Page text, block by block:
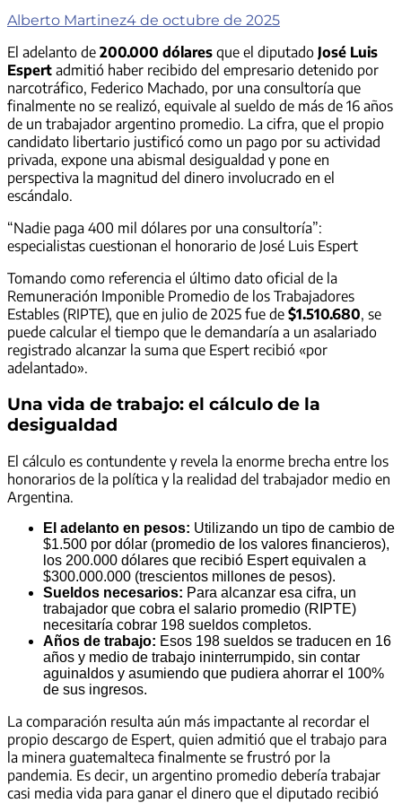
Alberto Martinez4 de octubre de 2025
El adelanto de 200.000 dólares que el diputado José Luis
Espert admitió haber recibido del empresario detenido por
narcotráfico, Federico Machado, por una consultoría que
finalmente no se realizó, equivale al sueldo de más de 16 años
de un trabajador argentino promedio. La cifra, que el propio
candidato libertario justificó como un pago por su actividad
privada, expone una abismal desigualdad y pone en
perspectiva la magnitud del dinero involucrado en el
escándalo.
“Nadie paga 400 mil dólares por una consultoría”:
especialistas cuestionan el honorario de José Luis Espert
Tomando como referencia el último dato oficial de la
Remuneración Imponible Promedio de los Trabajadores
Estables (RIPTE), que en julio de 2025 fue de $1.510.680, se
puede calcular el tiempo que le demandaría a un asalariado
registrado alcanzar la suma que Espert recibió «por
adelantado».
Una vida de trabajo: el cálculo de la
desigualdad
El cálculo es contundente y revela la enorme brecha entre los
honorarios de la política y la realidad del trabajador medio en
Argentina.
El adelanto en pesos: Utilizando un tipo de cambio de
$1.500 por dólar (promedio de los valores financieros),
los 200.000 dólares que recibió Espert equivalen a
$300.000.000 (trescientos millones de pesos).
Sueldos necesarios: Para alcanzar esa cifra, un
trabajador que cobra el salario promedio (RIPTE)
necesitaría cobrar 198 sueldos completos.
Años de trabajo: Esos 198 sueldos se traducen en 16
años y medio de trabajo ininterrumpido, sin contar
aguinaldos y asumiendo que pudiera ahorrar el 100%
de sus ingresos.
La comparación resulta aún más impactante al recordar el
propio descargo de Espert, quien admitió que el trabajo para
la minera guatemalteca finalmente se frustró por la
pandemia. Es decir, un argentino promedio debería trabajar
casi media vida para ganar el dinero que el diputado recibió